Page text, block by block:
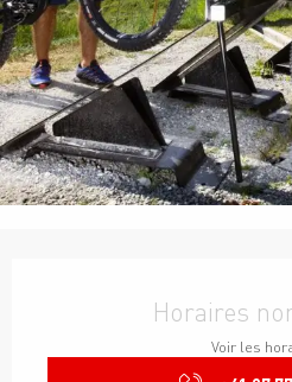
Horaires
Voir les